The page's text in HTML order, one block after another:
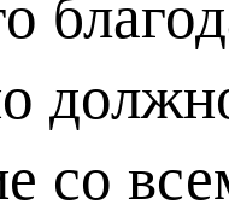
со